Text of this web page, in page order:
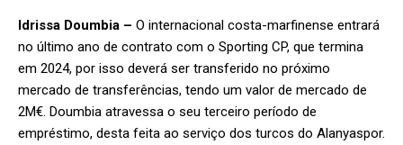
Idrissa Doumbia – O internacional costa-marfinense entrará
no último ano de contrato com o Sporting CP, que termina
em 2024, por isso deverá ser transferido no próximo
mercado de transferências, tendo um valor de mercado de
2M€. Doumbia atravessa o seu terceiro período de
empréstimo, desta feita ao serviço dos turcos do Alanyaspor.